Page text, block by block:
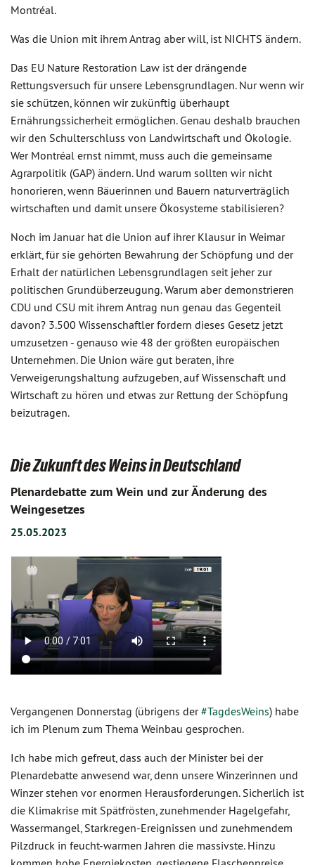
Montréal.
Was die Union mit ihrem Antrag aber will, ist NICHTS ändern.
Das EU Nature Restoration Law ist der drängende
Rettungsversuch für unsere Lebensgrundlagen. Nur wenn wir
sie schützen, können wir zukünftig überhaupt
Ernährungssicherheit ermöglichen. Genau deshalb brauchen
wir den Schulterschluss von Landwirtschaft und Ökologie.
Wer Montréal ernst nimmt, muss auch die gemeinsame
Agrarpolitik (GAP) ändern. Und warum sollten wir nicht
honorieren, wenn Bäuerinnen und Bauern naturverträglich
wirtschaften und damit unsere Ökosysteme stabilisieren?
Noch im Januar hat die Union auf ihrer Klausur in Weimar
erklärt, für sie gehörten Bewahrung der Schöpfung und der
Erhalt der natürlichen Lebensgrundlagen seit jeher zur
politischen Grundüberzeugung. Warum aber demonstrieren
CDU und CSU mit ihrem Antrag nun genau das Gegenteil
davon? 3.500 Wissenschaftler fordern dieses Gesetz jetzt
umzusetzen - genauso wie 48 der größten europäischen
Unternehmen. Die Union wäre gut beraten, ihre
Verweigerungshaltung aufzugeben, auf Wissenschaft und
Wirtschaft zu hören und etwas zur Rettung der Schöpfung
beizutragen.
Die Zukunft des Weins in Deutschland
Plenardebatte zum Wein und zur Änderung des
Weingesetzes
25.05.2023
Vergangenen Donnerstag (übrigens der#TagdesWeins) habe
ich im Plenum zum Thema Weinbau gesprochen.
Ich habe mich gefreut, dass auch der Minister bei der
Plenardebatte anwesend war, denn unsere Winzerinnen und
Winzer stehen vor enormen Herausforderungen. Sicherlich ist
die Klimakrise mit Spätfrösten, zunehmender Hagelgefahr,
Wassermangel, Starkregen-Ereignissen und zunehmendem
Pilzdruck in feucht-warmen Jahren die massivste. Hinzu